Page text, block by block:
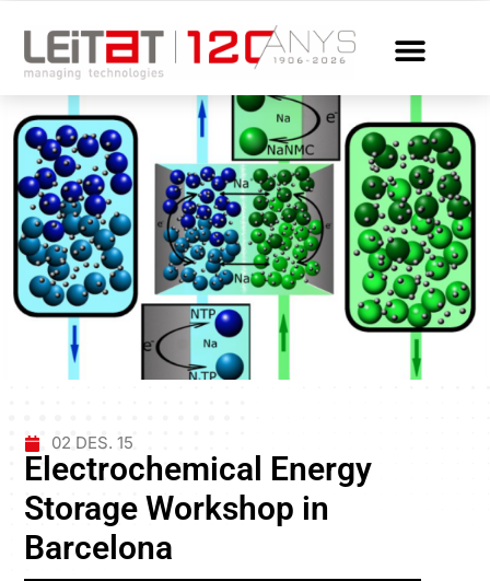
02 DES. 15
Electrochemical Energy
Storage Workshop in
Barcelona